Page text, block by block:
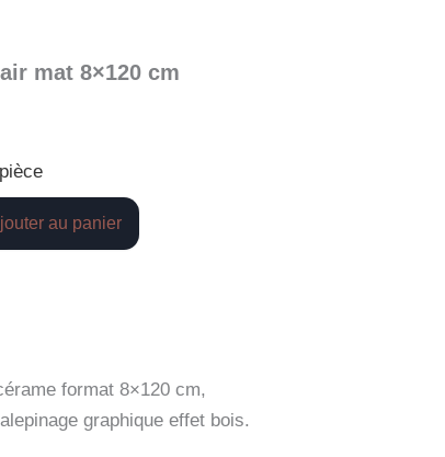
mat 8×120 cm
au panier
format 8×120 cm,
graphique effet bois.